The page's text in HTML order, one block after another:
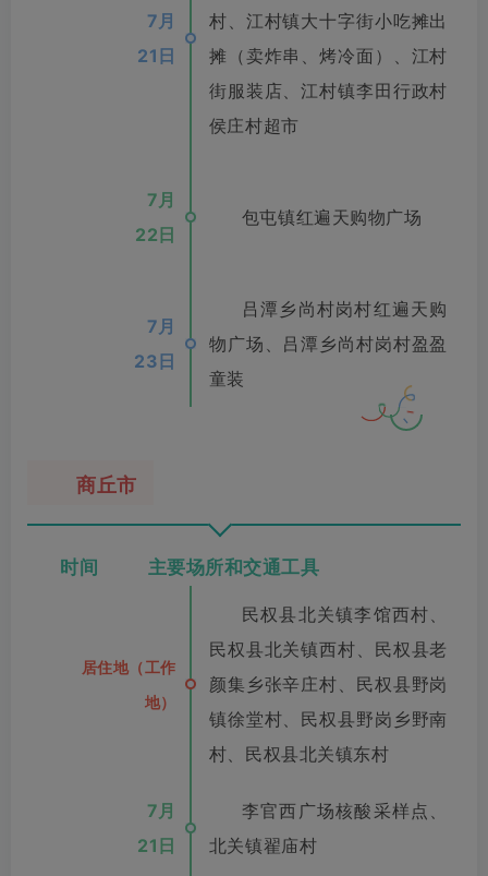
7月
21日
村、江村镇大十字街小吃摊出
摊（卖炸串、烤冷面）、江村
街服装店、江村镇李田行政村
侯庄村超市
7月
22日
包屯镇红遍天购物广场
7月
23日
吕潭乡尚村岗村红遍天购
物广场、吕潭乡尚村岗村盈盈
童装
商丘市
时间 主要场所和交通工具
居住地（工作
地）
民权县北关镇李馆西村、
民权县北关镇西村、民权县老
颜集乡张辛庄村、民权县野岗
镇徐堂村、民权县野岗乡野南
村、民权县北关镇东村
7月
21日
李官西广场核酸采样点、
北关镇翟庙村